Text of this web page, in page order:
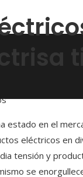
estado en el
eléctricos en
tensión y
se